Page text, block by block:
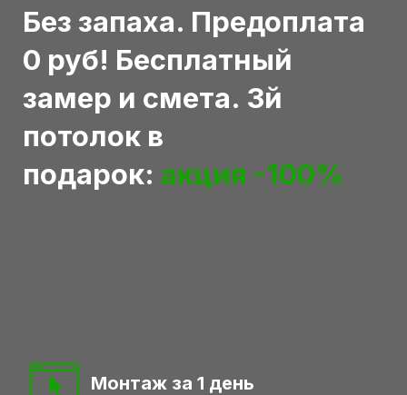
Монтаж за 1 день
Без запаха. Предоплата
0 руб! Бесплатный
замер и смета. 3й
потолок в
подарок: акция -100%